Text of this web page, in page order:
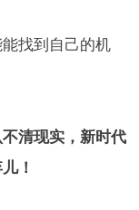
找到自己的机
清现实，新时代
！